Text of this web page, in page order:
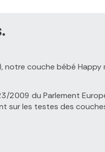
notre couche bébé
2009 du Parlement
sur les testes des